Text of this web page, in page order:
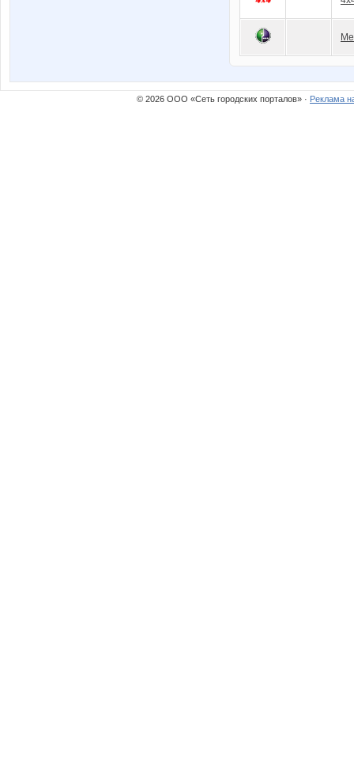
© 2026 ООО «Сеть городских порталов» · Реклама